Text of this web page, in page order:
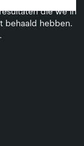
die we in
behaald hebben.